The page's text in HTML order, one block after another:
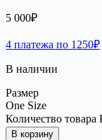
5 000₽
4 платежа по 1250₽
В наличии
Размер
One Size
Количество
В корзину